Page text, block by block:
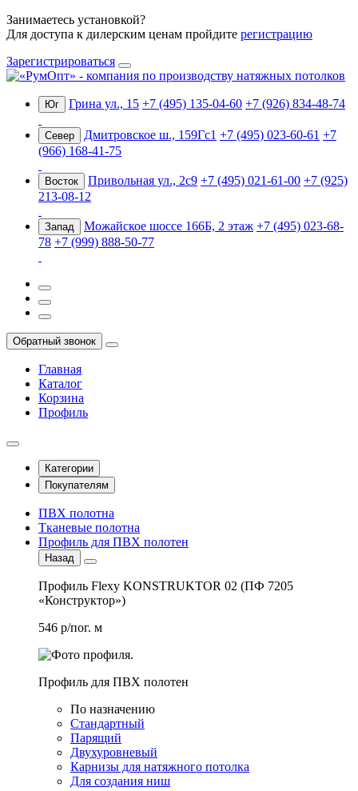
Занимаетесь установкой?
Для доступа к дилерским ценам пройдите регистрацию
Зарегистрироваться
Юг Грина ул., 15 +7 (495) 135-04-60 +7 (926) 834-48-74
Север Дмитровское ш., 159Гс1 +7 (495) 023-60-61 +7
(966) 168-41-75
Восток Привольная ул., 2с9 +7 (495) 021-61-00 +7 (925)
213-08-12
Запад Можайское шоссе 166Б, 2 этаж +7 (495) 023-68-
78 +7 (999) 888-50-77
Обратный звонок
Главная
Каталог
Корзина
Профиль
Категории
Покупателям
ПВХ полотна
Тканевые полотна
Профиль для ПВХ полотен
Назад
Профиль Flexy KONSTRUKTOR 02 (ПФ 7205
«Конструктор»)
546 р/пог. м
Профиль для ПВХ полотен
По назначению
Стандартный
Парящий
Двухуровневый
Карнизы для натяжного потолка
Для создания ниш